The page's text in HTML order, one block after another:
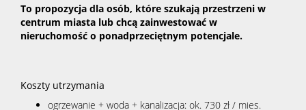
To propozycja dla osób, które szukają przestrzeni w
centrum miasta lub chcą zainwestować w
nieruchomość o ponadprzeciętnym potencjale.
Koszty utrzymania
ogrzewanie + woda + kanalizacja: ok. 730 zł / mies.